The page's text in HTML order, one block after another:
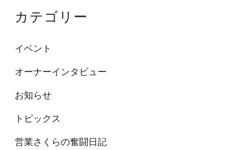
カテゴリー
イベント
オーナーインタビュー
お知らせ
トピックス
営業さくらの奮闘日記